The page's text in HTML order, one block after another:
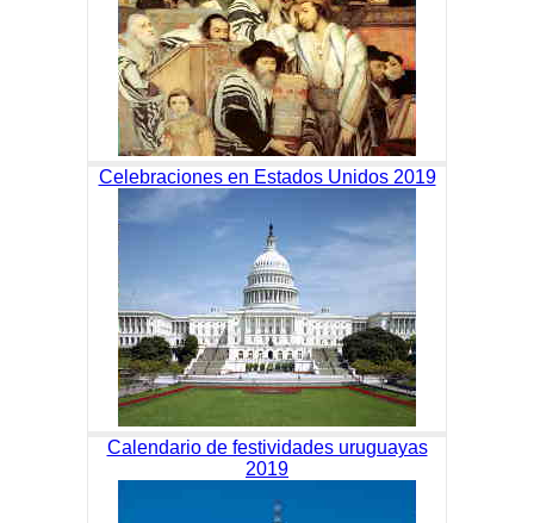
Celebraciones en Estados Unidos 2019
Calendario de festividades uruguayas
2019